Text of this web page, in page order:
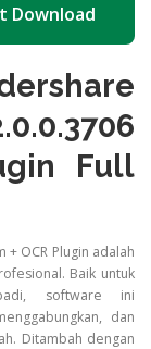
Download
Full
OCR Plugin adalah
Baik untuk
software ini
dan
Ditambah dengan